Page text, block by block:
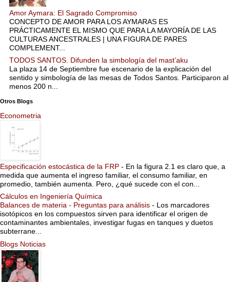
Amor Aymara: El Sagrado Compromiso
CONCEPTO DE AMOR PARA LOS AYMARAS ES
PRÁCTICAMENTE EL MISMO QUE PARA LA MAYORÍA DE LAS
CULTURAS ANCESTRALES | UNA FIGURA DE PARES
COMPLEMENT...
TODOS SANTOS. Difunden la simbología del mast’aku
La plaza 14 de Septiembre fue escenario de la explicación del
sentido y simbología de las mesas de Todos Santos. Participaron al
menos 200 n...
Otros Blogs
Econometria
Especificación estocástica de la FRP - En la figura 2.1 es claro que, a
medida que aumenta el ingreso familiar, el consumo familiar, en
promedio, también aumenta. Pero, ¿qué sucede con el con...
Cálculos en Ingeniería Química
Balances de materia - Preguntas para análisis - Los marcadores
isotópicos en los compuestos sirven para identificar el origen de
contaminantes ambientales, investigar fugas en tanques y duetos
subterrane...
Blogs Noticias